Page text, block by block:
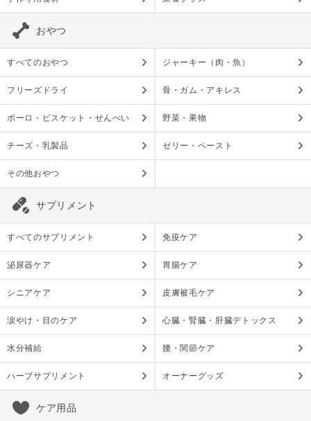
おやつ
すべてのおやつ ジャーキー（肉・魚）
フリーズドライ 骨・ガム・アキレス
ボーロ・ビスケット・せんべい 野菜・果物
チーズ・乳製品 ゼリー・ペースト
その他おやつ
サプリメント
すべてのサプリメント 免疫ケア
泌尿器ケア 胃腸ケア
シニアケア 皮膚被毛ケア
涙やけ・目のケア 心臓・腎臓・肝臓デトックス
水分補給 腰・関節ケア
ハーブサプリメント オーナーグッズ
ケア用品